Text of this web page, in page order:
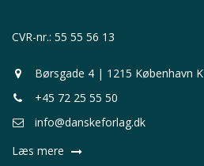
CVR-nr.: 55 55 56 13
Børsgade 4 | 1215 København K
+45 72 25 55 50
info@danskeforlag.dk
Læs mere